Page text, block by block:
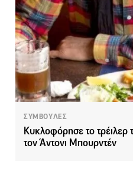
ΣΥΜΒΟΥΛΕΣ
Κυκλοφόρησε το τρέιλερ
τον Άντονι Μπουρντέν